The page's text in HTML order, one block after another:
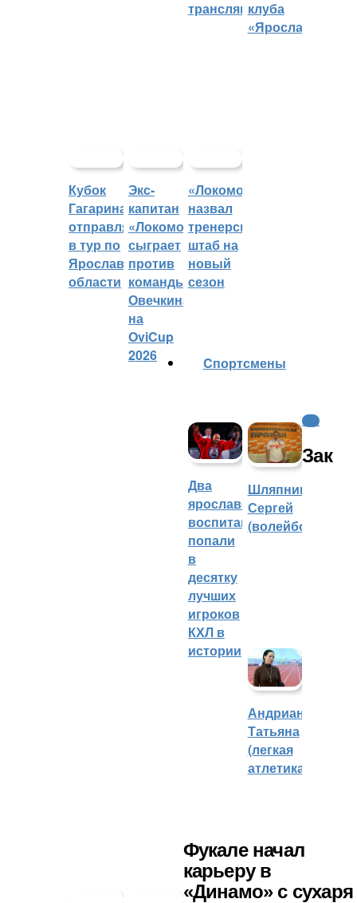
трансляцийклуба
«Ярославич»
Кубок
Гагарина
отправляется
в тур по
Ярославской
области
Экс-
капитан
«Локомотива»
сыграет
против
команды
Овечкина
на
OviCup
2026
«Локомотив»
назвал
тренерский
штаб на
новый
сезон
Cпортсмены
Два
ярославских
воспитанника
попали
в
десятку
лучших
игроков
КХЛ в
истории
Шляпников
Сергей
(волейбол)
Андрианова
Татьяна
(легкая
атлетика)
КХЛ
Зак
Фукале начал
карьеру в
«Динамо» с сухаря